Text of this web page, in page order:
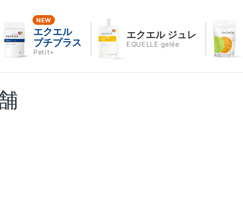
エクエル
プチプラス
Petit+
エクエル ジュレ
EQUELLE gelée